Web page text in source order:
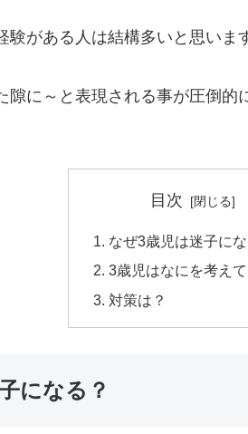
験がある人は結構多いと思いま
隙に～と表現される事が圧倒
目次
なぜ3歳児は迷子にな
3歳児はなにを考えて
対策は？
になる？